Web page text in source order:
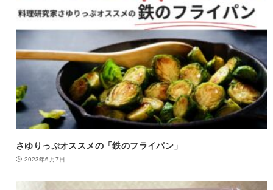
さゆりっぷオススメの「鉄のフライパン」
2023年6月7日